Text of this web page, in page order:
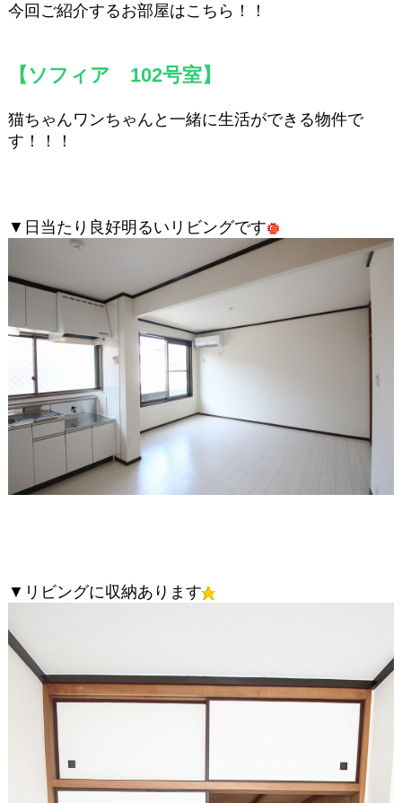
今回ご紹介するお部屋はこちら！！
【ソフィア 102号室】
猫ちゃんワンちゃんと一緒に生活ができる物件で
す！！！
▼日当たり良好明るいリビングです
▼リビングに収納あります